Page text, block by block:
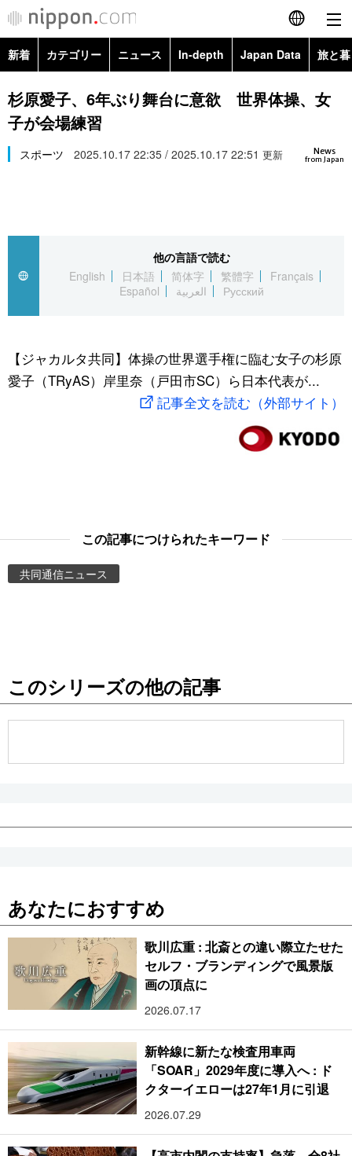
English
简体字
Русский
カテゴリー
経済・ビジネス
国際
文化
トップ
アーカイブ
In-depth
Japan Data
動画/Live
お知らせ
新着 カテゴリー ニュース In-depth Japan Data 旅と
政治・外交
経済・ビジネス
スポーツ・東京2020
Topics
杉原愛子、6年ぶり舞台に意欲 世界体操、女
子が会場練習
News
from Japan
スポーツ 2025.10.17 22:35 / 2025.10.17 22:51 更新
他の言語で読む
English
日本語 简体字 繁體字
Français
Español
العربية Русский
【ジャカルタ共同】体操の世界選手権に臨む女子の杉原
愛子（TRyAS）岸里奈（戸田市SC）ら日本代表が...
記事全文を読む（外部サイト）
この記事につけられたキーワード
共同通信ニュース
このシリーズの他の記事
あなたにおすすめ
歌川広重 : 北斎との違い際立たせた
セルフ・ブランディングで風景版
画の頂点に
2026.07.17
新幹線に新たな検査用車両
「SOAR」2029年度に導入へ : ド
クターイエローは27年1月に引退
2026.07.29